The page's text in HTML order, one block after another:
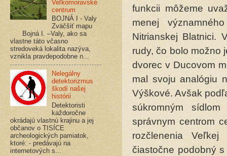
funkcii môžeme
menej
Nitrianskej Blatnici.
rudy, čo bolo možno
dvorec v Ducovom
mal svoju analógiu
Výškové. Avšak
súkromným
správnym centrom
rozčlenenia
čiastočne podobný
Veľkomoravské
centrum
BOJNÁ I - Valy
Zväčšiť mapu
Bojná I. –Valy, ako sa
vlastne táto včasno
stredoveká lokalita nazýva,
vznikla pravdepodobne n...
Nelegálny
detektorizmus
škodí našej
histórii
Detektoristi
každoročne
okrádajú vlastnú krajinu a jej
občanov o TISÍCE
archeologických pamiatok,
ktoré: - predávajú na
internetových s...